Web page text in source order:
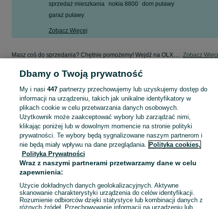
sprzedaż mieszkania
nokia 8800
dom puławy
garaż puławy
Zobacz Więcej
Masz coś do sprzedania? Chętnie pomożemy! Wejdź na OLX, dodaj ofertę i sprzedaj w kategorii Sprzedaż - Puławy i okolice! Zobacz
Mapa kategorii
Mapa miejscowości
Mapa ministron
Popularne wyszukiwania
Dbamy o Twoją prywatność
My i nasi 447partnerzy przechowujemy lub uzyskujemy dostęp do
informacji na urządzeniu, takich jak unikalne identyfikatory w
plikach cookie w celu przetwarzania danych osobowych.
Użytkownik może zaakceptować wybory lub zarządzać nimi,
klikając poniżej lub w dowolnym momencie na stronie polityki
prywatności. Te wybory będą sygnalizowane naszym partnerom i
nie będą miały wpływu na dane przeglądania. Polityka cookies,
Polityka Prywatności
Wraz z naszymi partnerami przetwarzamy dane w celu
zapewnienia:
Użycie dokładnych danych geolokalizacyjnych. Aktywne
skanowanie charakterystyki urządzenia do celów identyfikacji.
Rozumienie odbiorców dzięki statystyce lub kombinacji danych z
różnych źródeł. Przechowywanie informacji na urządzeniu lub